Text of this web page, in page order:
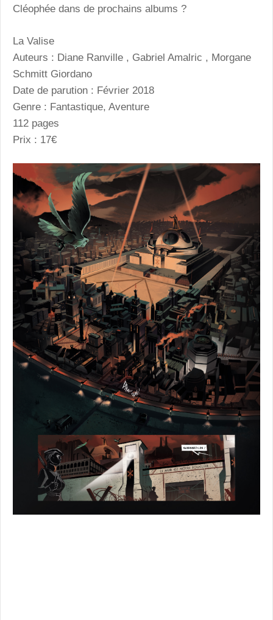
Cléophée dans de prochains albums ?
La Valise
Auteurs : Diane Ranville , Gabriel Amalric , Morgane
Schmitt Giordano
Date de parution : Février 2018
Genre : Fantastique, Aventure
112 pages
Prix : 17€